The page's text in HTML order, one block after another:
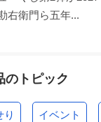
右衛門ら五年...
のトピック
り イベント